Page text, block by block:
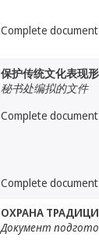
Complete document
保护传统文化表现
秘书处编拟的文件
Complete document
Complete document
ОХРАНА
Документ